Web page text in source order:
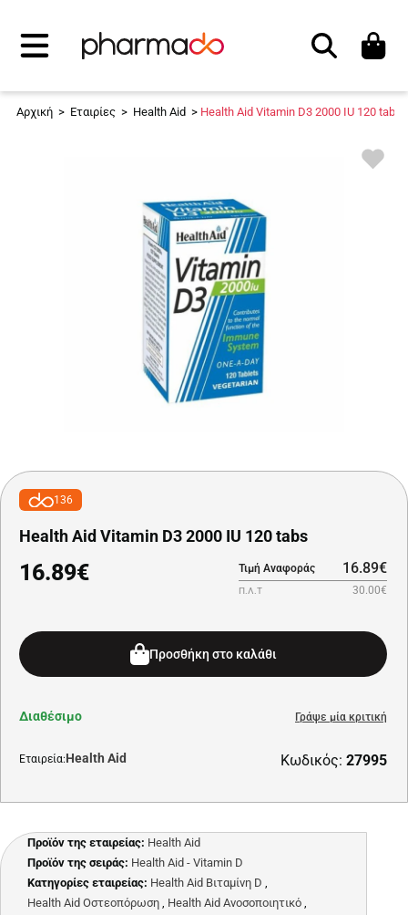
Αναζήτηση
Αρχική > Εταιρίες > Health Aid > Health Aid Vitamin D3 2000 IU 120 tabs
136
Health Aid Vitamin D3 2000 IU 120 tabs
16.89€ Τιμή Αναφοράς 16.89€
Π.Λ.Τ 30.00€
Προσθήκη στο καλάθι
Εταιρεία:Health Aid Κωδικός: 27995
Διαθέσιμο Γράψε μία κριτική
Προϊόν της εταιρείας: Health Aid
Προϊόν της σειράς: Health Aid - Vitamin D
Κατηγορίες εταιρείας: Health Aid Βιταμίνη D ,
Health Aid Οστεοπόρωση , Health Aid Ανοσοποιητικό ,